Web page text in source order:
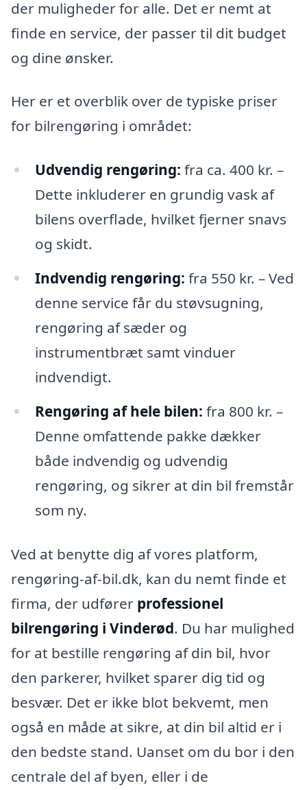
der muligheder for alle. Det er nemt at
finde en service, der passer til dit budget
og dine ønsker.
Her er et overblik over de typiske priser
for bilrengøring i området:
Udvendig rengøring: fra ca. 400 kr. –
Dette inkluderer en grundig vask af
bilens overflade, hvilket fjerner snavs
og skidt.
Indvendig rengøring: fra 550 kr. – Ved
denne service får du støvsugning,
rengøring af sæder og
instrumentbræt samt vinduer
indvendigt.
Rengøring af hele bilen: fra 800 kr. –
Denne omfattende pakke dækker
både indvendig og udvendig
rengøring, og sikrer at din bil fremstår
som ny.
Ved at benytte dig af vores platform,
rengøring-af-bil.dk, kan du nemt finde et
firma, der udfører professionel
bilrengøring i Vinderød. Du har mulighed
for at bestille rengøring af din bil, hvor
den parkerer, hvilket sparer dig tid og
besvær. Det er ikke blot bekvemt, men
også en måde at sikre, at din bil altid er i
den bedste stand. Uanset om du bor i den
centrale del af byen, eller i de